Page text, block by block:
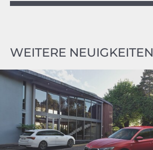
WEITERE NEUIGKEITEN